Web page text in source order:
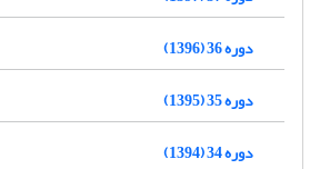
دوره 36 (1396)
دوره 35 (1395)
دوره 34 (1394)